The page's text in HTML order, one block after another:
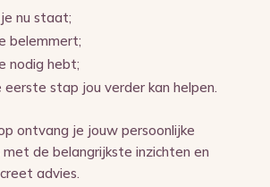
nu staat;
belemmert;
nodig hebt;
eerste stap jou verder kan helpen.
ontvang je jouw persoonlijke
met de belangrijkste inzichten en
advies.